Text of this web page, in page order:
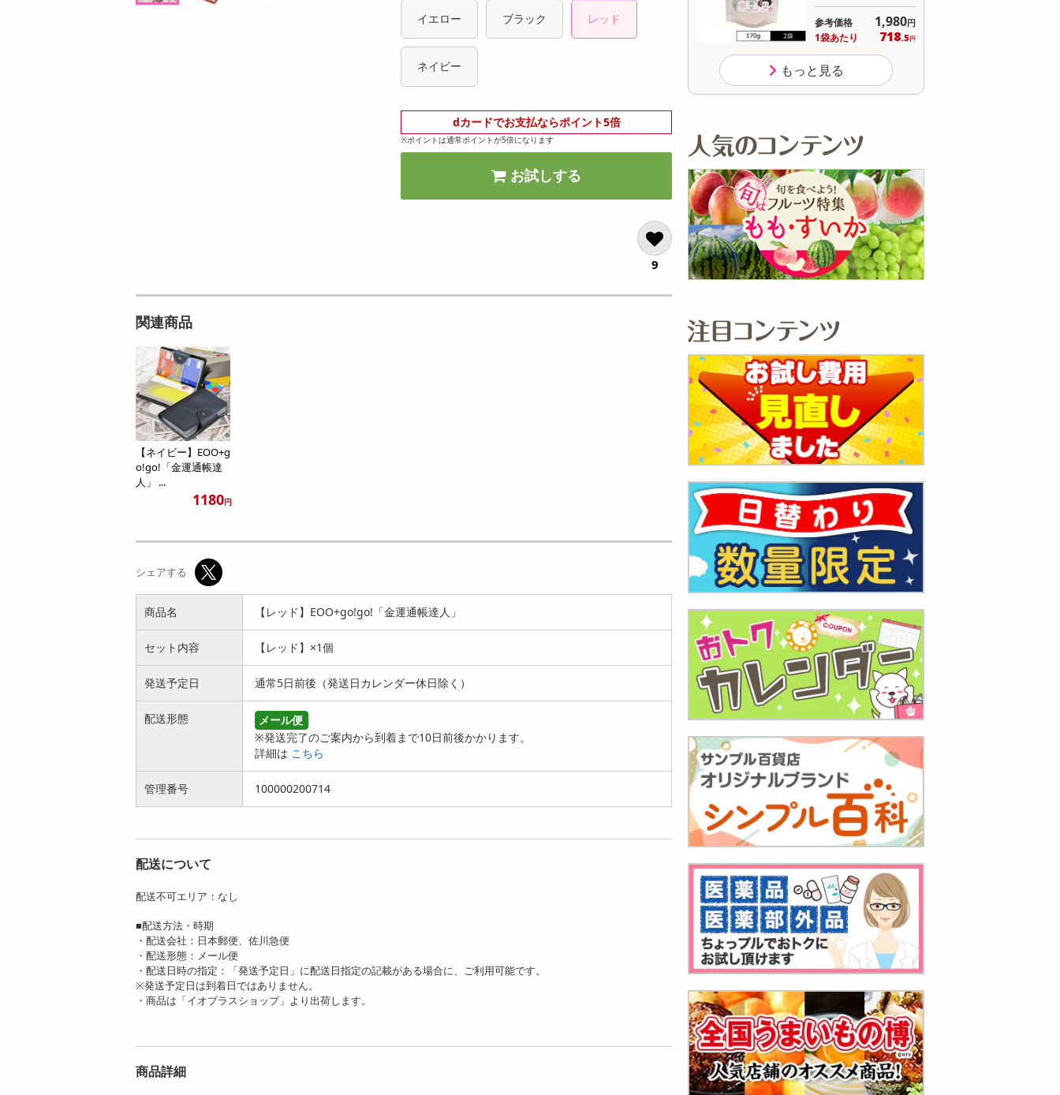
イエロー ブラック レッド
ネイビー
dカードでお支払ならポイント5倍
※ポイントは通常ポイントが5倍になります
お試しする
9
関連商品
【ネイビー】EOO+g
o!go!「金運通帳達
人」 ...
1180円
シェアする
商品名 【レッド】EOO+go!go!「金運通帳達人」
セット内容 【レッド】×1個
発送予定日 通常5日前後（発送日カレンダー休日除く）
配送形態
メール便
※発送完了のご案内から到着まで10日前後かかります。
詳細は こちら
管理番号 100000200714
配送について
配送不可エリア：なし
■配送方法・時期
・配送会社：日本郵便、佐川急便
・配送形態：メール便
・配送日時の指定：「発送予定日」に配送日指定の記載がある場合に、ご利用可能です。
※発送予定日は到着日ではありません。
・商品は「イオプラスショップ」より出荷します。
商品詳細
11,923円
1本あたり 206円
参考価格
1本あたり
参考価格 1,980円
1袋あたり 718.5円
もっと見る